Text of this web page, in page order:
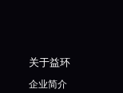
关于益环
企业简介